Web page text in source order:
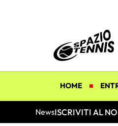
HOME
NewsISCRIVITI AL